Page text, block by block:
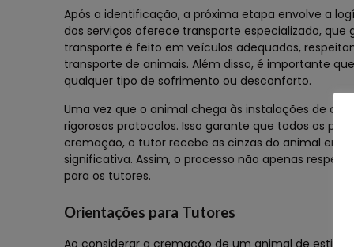
Após a identificação, a próxima etapa envolve a
dos serviços oferece transporte especializado,
transporte é feito em veículos adequados,
transporte de animais. Além disso, é importante
qualquer tipo de sofrimento ou desconforto.
Uma vez que o animal chega às instalações de
rigorosos protocolos. Isso garante que todos os
cremação, o tutor recebe as cinzas do animal em
significativa. Assim, o processo não apenas
para os tutores.
Orientações para Tutores
Ao considerar a cremação de um animal de